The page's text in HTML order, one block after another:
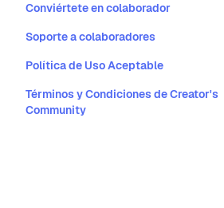
Conviértete en colaborador
Soporte a colaboradores
Política de Uso Aceptable
Términos y Condiciones de Creator's
Community